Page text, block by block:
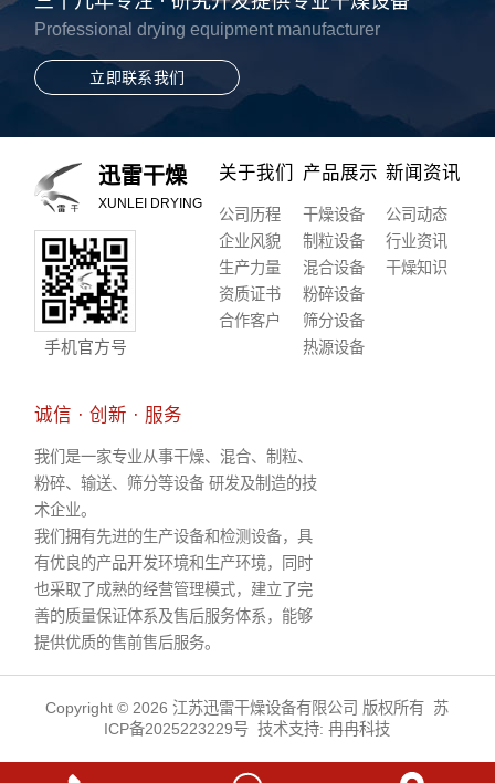
Professional drying equipment manufacturer
立即联系我们
迅雷干燥
XUNLEI DRYING
手机官方号
关于我们
公司历程
企业风貌
生产力量
资质证书
合作客户
产品展示
干燥设备
制粒设备
混合设备
粉碎设备
筛分设备
热源设备
新闻资讯
公司动态
行业资讯
干燥知识
诚信 · 创新 · 服务
我们是一家专业从事干燥、混合、制粒、
粉碎、输送、筛分等设备 研发及制造的技
术企业。
我们拥有先进的生产设备和检测设备，具
有优良的产品开发环境和生产环境，同时
也采取了成熟的经营管理模式，建立了完
善的质量保证体系及售后服务体系，能够
提供优质的售前售后服务。
Copyright © 2026 江苏迅雷干燥设备有限公司 版权所有 苏
ICP备2025223229号 技术支持:冉冉科技